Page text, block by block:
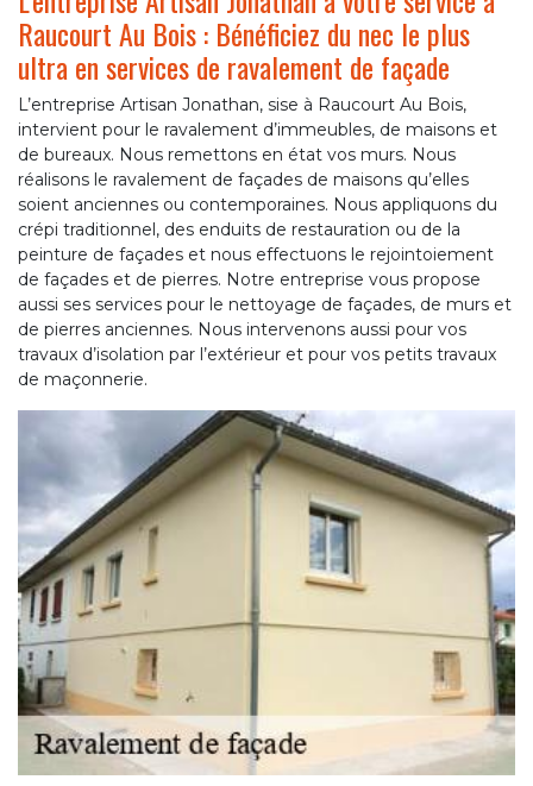
Raucourt Au Bois : Bénéficiez du nec le plus
ultra en services de ravalement de façade
L’entreprise Artisan Jonathan, sise à Raucourt Au Bois,
intervient pour le ravalement d’immeubles, de maisons et
de bureaux. Nous remettons en état vos murs. Nous
réalisons le ravalement de façades de maisons qu’elles
soient anciennes ou contemporaines. Nous appliquons du
crépi traditionnel, des enduits de restauration ou de la
peinture de façades et nous effectuons le rejointoiement
de façades et de pierres. Notre entreprise vous propose
aussi ses services pour le nettoyage de façades, de murs et
de pierres anciennes. Nous intervenons aussi pour vos
travaux d’isolation par l’extérieur et pour vos petits travaux
de maçonnerie.